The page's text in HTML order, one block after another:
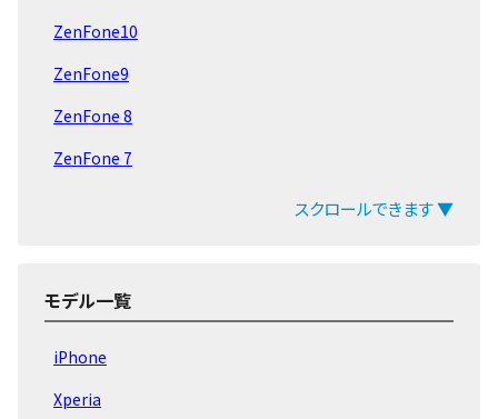
ZenFone10
ZenFone9
ZenFone 8
ZenFone 7
ZenFone 旧モデル
スクロールできます ▼
モデル一覧
iPhone
Xperia